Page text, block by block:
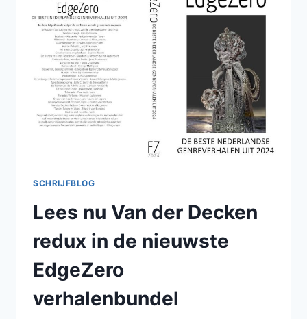
RIGOR
MORTIS
SCHRIJFBLOG
Lees nu Van der Decken
redux in de nieuwste
EdgeZero
verhalenbundel